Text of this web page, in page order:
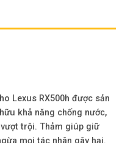
Lexus RX500h được sản
khả năng chống nước,
trội. Thảm giúp giữ
mọi tác nhân gây hại.